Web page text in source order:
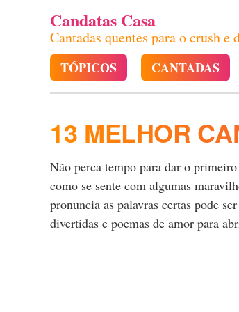
Candatas Casa
Cantadas quentes para o crush e
TÓPICOS CANTADAS
13 MELHOR
Não perca tempo para dar o
como se sente com algumas
pronuncia as palavras certas pode
divertidas e poemas de amor para